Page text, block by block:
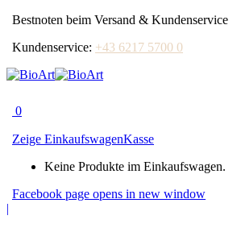
Bestnoten beim Versand & Kundenservice
Kundenservice: +43 6217 5700 0
0
Zeige EinkaufswagenKasse
Keine Produkte im Einkaufswagen.
Facebook page opens in new window
|